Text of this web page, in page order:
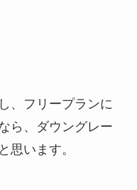
、フリープランに
ら、ダウングレー
思います。